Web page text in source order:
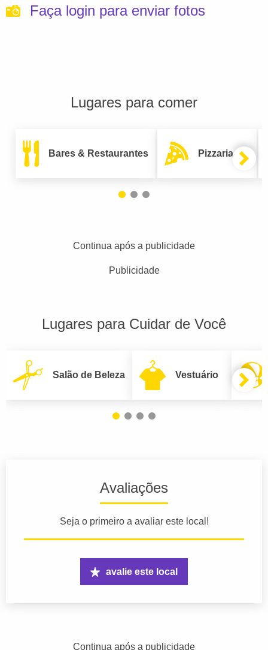
Faça login para enviar fotos
Lugares para comer
Bares & Restaurantes Pizzarias
Continua após a publicidade
Publicidade
Lugares para Cuidar de Você
Salão de Beleza Vestuário
Avaliações
Seja o primeiro a avaliar este local!
avalie este local
Continua após a publicidade